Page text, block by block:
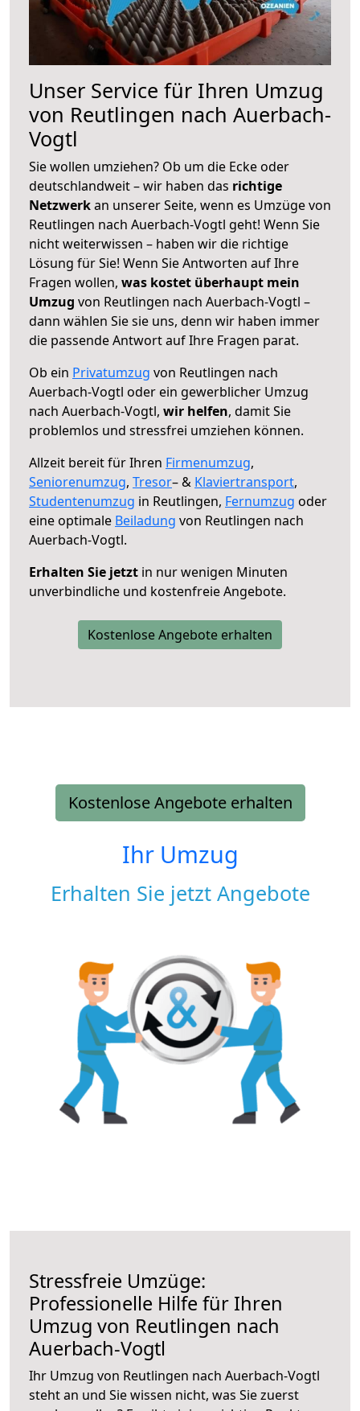
Unser Service für Ihren Umzug
von Reutlingen nach Auerbach-
Vogtl
Sie wollen umziehen? Ob um die Ecke oder
deutschlandweit – wir haben das richtige
Netzwerkan unserer Seite, wenn es Umzüge von
Reutlingen nach Auerbach-Vogtl geht! Wenn Sie
nicht weiterwissen – haben wir die richtige
Lösung für Sie! Wenn Sie Antworten auf Ihre
Fragen wollen, was kostet überhaupt mein
Umzug von Reutlingen nach Auerbach-Vogtl –
dann wählen Sie sie uns, denn wir haben immer
die passende Antwort auf Ihre Fragen parat.
Ob ein Privatumzug von Reutlingen nach
Auerbach-Vogtl oder ein gewerblicher Umzug
nach Auerbach-Vogtl, wir helfen, damit Sie
problemlos und stressfrei umziehen können.
Allzeit bereit für Ihren Firmenumzug,
Seniorenumzug, Tresor– & Klaviertransport,
Studentenumzug in Reutlingen, Fernumzug oder
eine optimale Beiladung von Reutlingen nach
Auerbach-Vogtl.
Erhalten Sie jetzt in nur wenigen Minuten
unverbindliche und kostenfreie Angebote.
Kostenlose Angebote erhalten
Kostenlose Angebote erhalten
Ihr Umzug
Erhalten Sie jetzt Angebote
Stressfreie Umzüge:
Professionelle Hilfe für Ihren
Umzug von Reutlingen nach
Auerbach-Vogtl
Ihr Umzug von Reutlingen nach Auerbach-Vogtl
steht an und Sie wissen nicht, was Sie zuerst